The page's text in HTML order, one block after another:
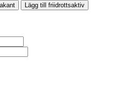
Lägg till friidrottsaktiv